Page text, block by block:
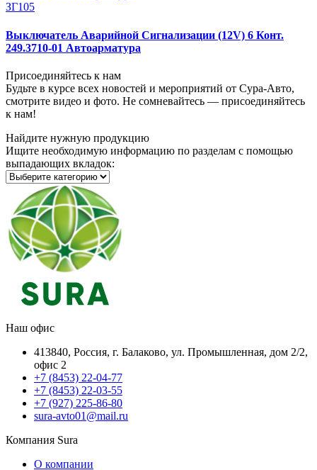
ЗГ105
Выключатель Аварийной Сигнализации (12V) 6 Конт.
249.3710-01 Автоарматура
Присоединяйтесь к нам
Будьте в курсе всех новостей и мероприятий от Сура-Авто,
смотрите видео и фото. Не сомневайтесь — присоединяйтесь
к нам!
Найдите нужную продукцию
Ищите необходимую информацию по разделам с помощью
выпадающих вкладок:
Наш офис
413840, Россия, г. Балаково, ул. Промышленная, дом 2/2,
офис 2
+7 (8453) 22-04-77
+7 (8453) 22-03-55
+7 (927) 225-86-80
sura-avto01@mail.ru
Компания Sura
О компании